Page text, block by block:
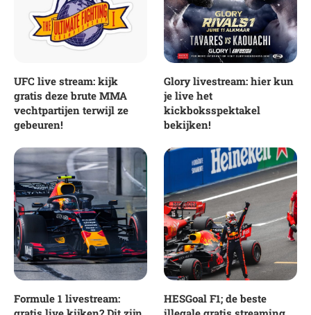
UFC live stream: kijk
gratis deze brute MMA
vechtpartijen terwijl ze
gebeuren!
Glory livestream: hier kun
je live het
kickboksspektakel
bekijken!
Formule 1 livestream:
HESGoal F1; de beste